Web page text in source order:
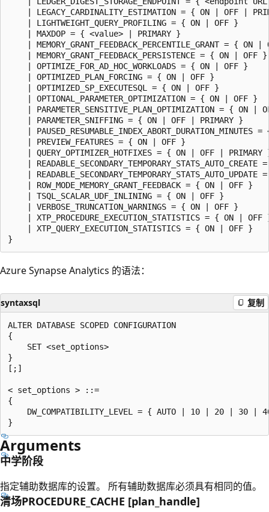
| LEGACY_CARDINALITY_ESTIMATION = { ON | OFF |
    | LIGHTWEIGHT_QUERY_PROFILING = { ON | OFF }
    | MAXDOP = { <value> | PRIMARY }
| MEMORY_GRANT_FEEDBACK_PERCENTILE_GRANT = { ON |
    | MEMORY_GRANT_FEEDBACK_PERSISTENCE = { ON | OFF }
    | OPTIMIZE_FOR_AD_HOC_WORKLOADS = { ON | OFF }
    | OPTIMIZED_PLAN_FORCING = { ON | OFF }
    | OPTIMIZED_SP_EXECUTESQL = { ON | OFF }
    | OPTIONAL_PARAMETER_OPTIMIZATION = { ON | OFF }
| PARAMETER_SENSITIVE_PLAN_OPTIMIZATION = { ON |
    | PARAMETER_SNIFFING = { ON | OFF | PRIMARY }
| PAUSED_RESUMABLE_INDEX_ABORT_DURATION_MINUTES =
    | PREVIEW_FEATURES = { ON | OFF }
| QUERY_OPTIMIZER_HOTFIXES = { ON | OFF | PRIMARY
| READABLE_SECONDARY_TEMPORARY_STATS_AUTO_CREATE
| READABLE_SECONDARY_TEMPORARY_STATS_AUTO_UPDATE
    | ROW_MODE_MEMORY_GRANT_FEEDBACK = { ON | OFF }
    | TSQL_SCALAR_UDF_INLINING = { ON | OFF }
    | VERBOSE_TRUNCATION_WARNINGS = { ON | OFF }
| XTP_PROCEDURE_EXECUTION_STATISTICS = { ON | OFF
    | XTP_QUERY_EXECUTION_STATISTICS = { ON | OFF }
Azure Synapse Analytics 的语法：
syntaxsql 复制
ALTER DATABASE SCOPED CONFIGURATION
{
    SET <set_options>
}
[;]
< set_options > ::=
{
DW_COMPATIBILITY_LEVEL = { AUTO | 10 | 20 | 30 |
Arguments
中学阶段
指定辅助数据库的设置。 所有辅助数据库必须具有相同的值。
清场PROCEDURE_CACHE [plan_handle]